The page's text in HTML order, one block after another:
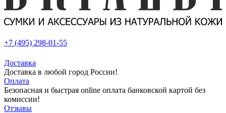
+7 (495) 298-01-55
Доставка
Доставка в любой город России!
Оплата
Безопасная и быстрая online оплата банковской картой без
комиссии!
Отзывы